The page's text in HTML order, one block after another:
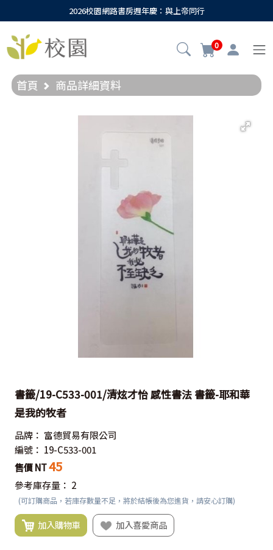
2026校園網路書房週年慶：與上帝同行
0
首頁 商品詳細資料
書籤/19-C533-001/清炫才怡 感性書法 書籤-耶和華
是我的牧者
品牌： 富德貿易有限公司
編號： 19-C533-001
售價 NT45
參考庫存量： 2
(可訂購商品，若庫存數量不足，將於結帳後為您進貨，請安心訂購)
加入購物車 加入喜愛商品